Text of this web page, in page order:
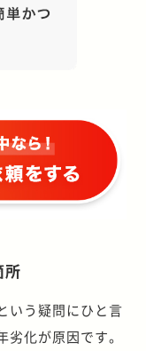
所
いう疑問にひと言
化が原因です。